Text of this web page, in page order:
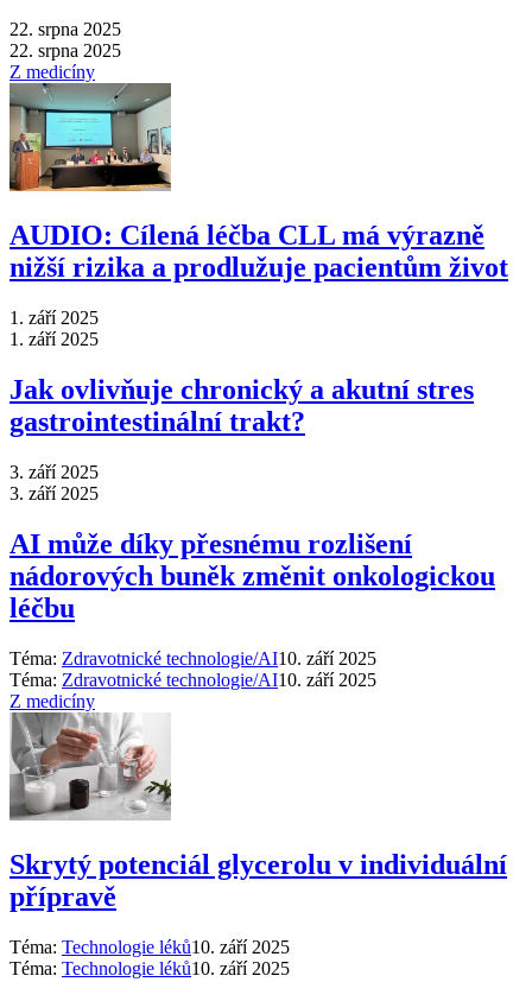
22. srpna 2025
22. srpna 2025
Z medicíny
AUDIO: Cílená léčba CLL má výrazně
nižší rizika a prodlužuje pacientům život
1. září 2025
1. září 2025
Jak ovlivňuje chronický a akutní stres
gastrointestinální trakt?
3. září 2025
3. září 2025
AI může díky přesnému rozlišení
nádorových buněk změnit onkologickou
léčbu
Téma: Zdravotnické technologie/AI10. září 2025
Téma: Zdravotnické technologie/AI10. září 2025
Z medicíny
Skrytý potenciál glycerolu v individuální
přípravě
Téma: Technologie léků10. září 2025
Téma: Technologie léků10. září 2025